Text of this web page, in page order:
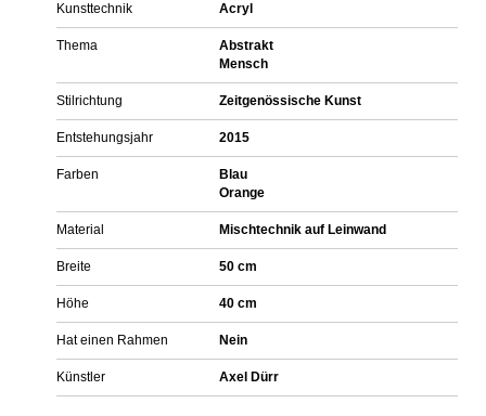
Kunsttechnik Acryl
Thema
Abstrakt
Mensch
Stilrichtung Zeitgenössische Kunst
Entstehungsjahr 2015
Farben
Blau
Orange
Material Mischtechnik auf Leinwand
Breite 50 cm
Höhe 40 cm
Hat einen Rahmen Nein
Künstler Axel Dürr